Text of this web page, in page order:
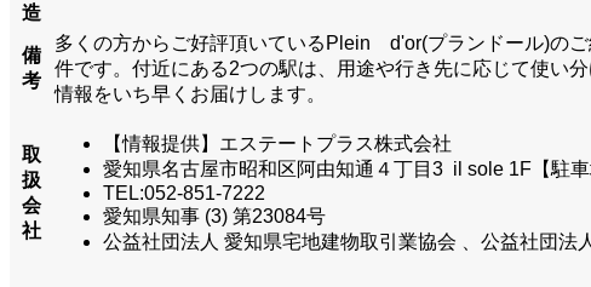
造
備
考
多くの方からご好評頂いているPlein d'or(プランドール)の
件です。付近にある2つの駅は、用途や行き先に応じて使い
情報をいち早くお届けします。
取
扱
会
社
【情報提供】エステートプラス株式会社
愛知県名古屋市昭和区阿由知通４丁目3 il sole 1F【駐車
TEL:052-851-7222
愛知県知事 (3) 第23084号
公益社団法人 愛知県宅地建物取引業協会 、公益社団